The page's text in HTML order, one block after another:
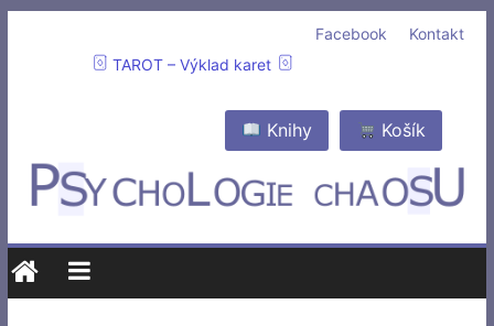
Kontakt
Facebook
TAROT – Výklad karet
Košík
Knihy